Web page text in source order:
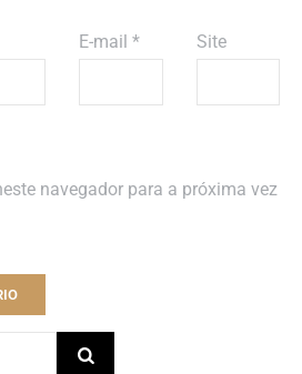
E-mail * Site
navegador para a próxima vez